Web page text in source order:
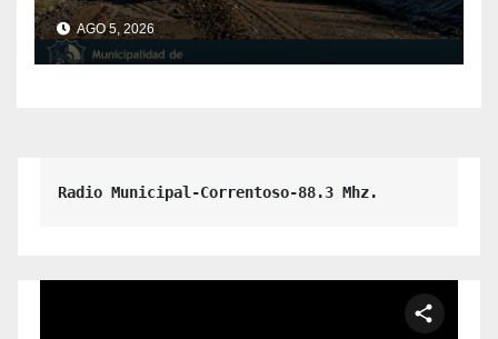
aprobación del Concejo en
2025.
AGO 5, 2026
Radio Municipal-Correntoso-88.3 Mhz.